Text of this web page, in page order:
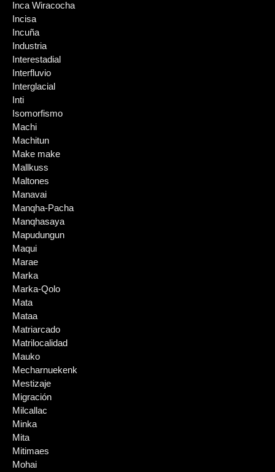
Inca Wiracocha
Incisa
Incuña
Industria
Interestadial
Interfluvio
Interglacial
Inti
Isomorfismo
Machi
Machitun
Make make
Mallkuss
Maltones
Manavai
Manqha-Pacha
Manqhasaya
Mapudungun
Maqui
Marae
Marka
Marka-Qolo
Mata
Mataa
Matriarcado
Matrilocalidad
Mauko
Mecharnuekenk
Mestizaje
Migración
Milcallac
Minka
Mita
Mitimaes
Mohai